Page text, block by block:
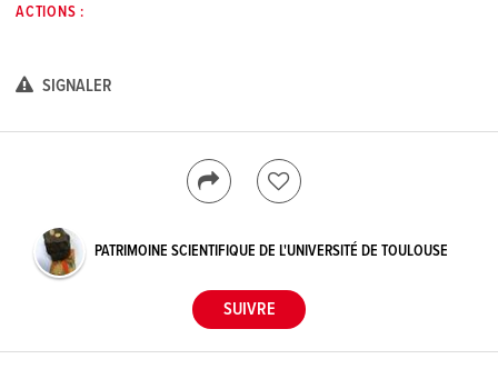
ACTIONS :
SIGNALER
PATRIMOINE SCIENTIFIQUE DE L'UNIVERSITÉ DE TOULOUSE